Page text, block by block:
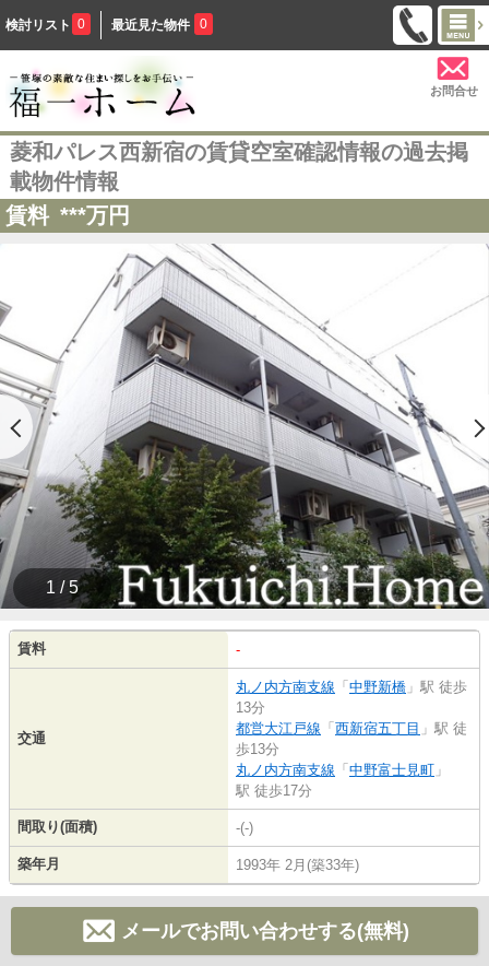
検討リスト 0 最近見た物件 0
お問合せ
菱和パレス西新宿の賃貸空室確認情報の過去掲
載物件情報
賃料 ***万円
1 / 5
賃料 -
交通
丸ノ内方南支線 「 中野新橋 」駅 徒歩
13分
都営大江戸線 「 西新宿五丁目 」駅 徒
歩13分
丸ノ内方南支線 「 中野富士見町 」
駅 徒歩17分
間取り(面積) -(-)
築年月 1993年 2月(築33年)
メールでお問い合わせする(無料)